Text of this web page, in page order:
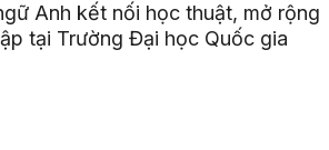
Anh kết nối học thuật, mở rộng
tại Trường Đại học Quốc gia